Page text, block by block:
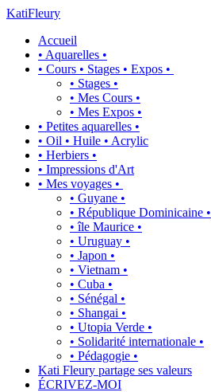
KatiFleury
Accueil
• Aquarelles •
• Cours • Stages • Expos •
• Stages •
• Mes Cours •
• Mes Expos •
• Petites aquarelles •
• Oil • Huile • Acrylic
• Herbiers •
• Impressions d'Art
• Mes voyages •
• Guyane •
• République Dominicaine •
• île Maurice •
• Uruguay •
• Japon •
• Vietnam •
• Cuba •
• Sénégal •
• Shangai •
• Utopia Verde •
• Solidarité internationale •
• Pédagogie •
Kati Fleury partage ses valeurs
ÉCRIVEZ-MOI